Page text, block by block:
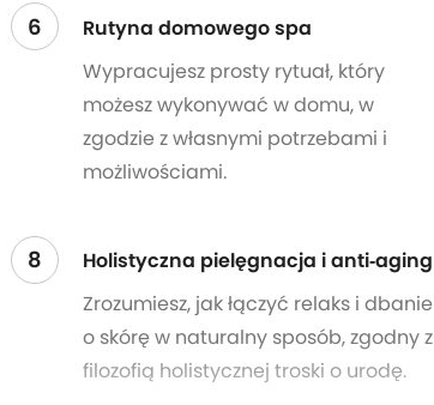
6
Rutyna domowego spa
Wypracujesz prosty rytuał, który
możesz wykonywać w domu, w
zgodzie z własnymi potrzebami i
możliwościami.
8
Holistyczna pielęgnacja i anti‑aging
Zrozumiesz, jak łączyć relaks i dbanie
o skórę w naturalny sposób, zgodny z
filozofią holistycznej troski o urodę.